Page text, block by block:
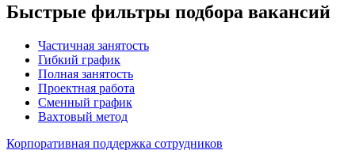
Быстрые фильтры подбора вакансий
Частичная занятость
Гибкий график
Полная занятость
Проектная работа
Сменный график
Вахтовый метод
Корпоративная поддержка сотрудников